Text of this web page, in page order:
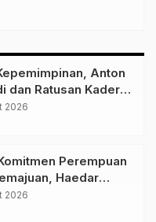
Anton
dan Ratusan Kader
Ikut Rayakan Ultah
2026
Perempuan
Haedar
Muktamar ke-15
2026